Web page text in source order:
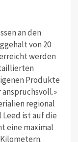
an den
von 20
werden
Produkte
regional
Leed ist auf die
eine maximal